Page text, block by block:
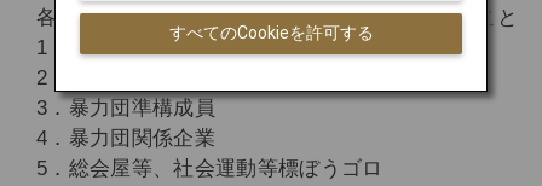
各項目の反社会的勢力のいずれにも該当しないこと
1．暴力団
2．暴力団員
3．暴力団準構成員
4．暴力団関係企業
5．総会屋等、社会運動等標ぼうゴロ
すべてのCookieを許可する